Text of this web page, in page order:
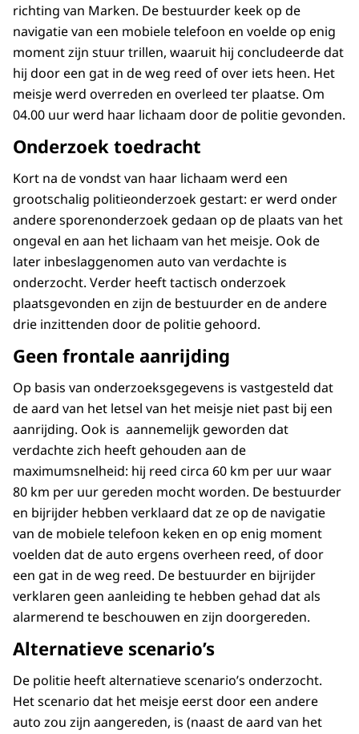
richting van Marken. De bestuurder keek op de
navigatie van een mobiele telefoon en voelde op enig
moment zijn stuur trillen, waaruit hij concludeerde dat
hij door een gat in de weg reed of over iets heen. Het
meisje werd overreden en overleed ter plaatse. Om
04.00 uur werd haar lichaam door de politie gevonden.
Onderzoek toedracht
Kort na de vondst van haar lichaam werd een
grootschalig politieonderzoek gestart: er werd onder
andere sporenonderzoek gedaan op de plaats van het
ongeval en aan het lichaam van het meisje. Ook de
later inbeslaggenomen auto van verdachte is
onderzocht. Verder heeft tactisch onderzoek
plaatsgevonden en zijn de bestuurder en de andere
drie inzittenden door de politie gehoord.
Geen frontale aanrijding
Op basis van onderzoeksgegevens is vastgesteld dat
de aard van het letsel van het meisje niet past bij een
aanrijding. Ook is aannemelijk geworden dat
verdachte zich heeft gehouden aan de
maximumsnelheid: hij reed circa 60 km per uur waar
80 km per uur gereden mocht worden. De bestuurder
en bijrijder hebben verklaard dat ze op de navigatie
van de mobiele telefoon keken en op enig moment
voelden dat de auto ergens overheen reed, of door
een gat in de weg reed. De bestuurder en bijrijder
verklaren geen aanleiding te hebben gehad dat als
alarmerend te beschouwen en zijn doorgereden.
Alternatieve scenario’s
De politie heeft alternatieve scenario’s onderzocht.
Het scenario dat het meisje eerst door een andere
auto zou zijn aangereden, is (naast de aard van het